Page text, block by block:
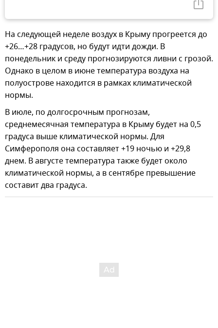
На следующей неделе воздух в Крыму прогреется до
+26…+28 градусов, но будут идти дожди. В
понедельник и среду прогнозируются ливни с грозой.
Однако в целом в июне температура воздуха на
полуострове находится в рамках климатической
нормы.
В июле, по долгосрочным прогнозам,
среднемесячная температура в Крыму будет на 0,5
градуса выше климатической нормы. Для
Симферополя она составляет +19 ночью и +29,8
днем. В августе температура также будет около
климатической нормы, а в сентябре превышение
составит два градуса.